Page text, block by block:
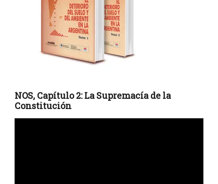
NOS, Capítulo 2: La Supremacía de la
Constitución